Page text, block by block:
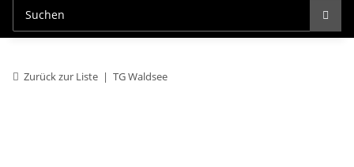
Zurück zur Liste TG Waldsee